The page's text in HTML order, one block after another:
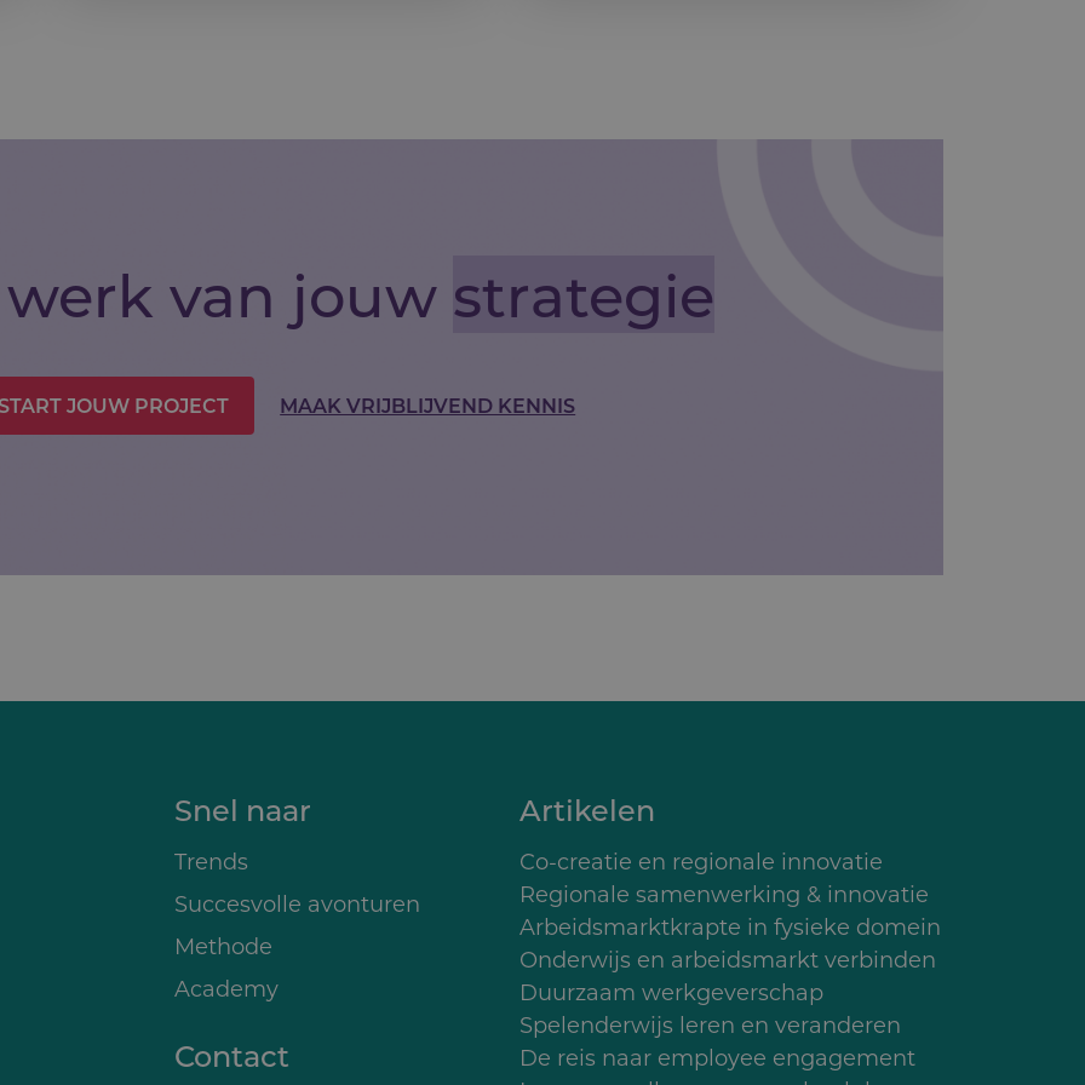
van jouw strategie
JOUW PROJECT MAAK VRIJBLIJVEND KENNIS
Snel naar
Trends
Succesvolle avonturen
Methode
Academy
Contact
Artikelen
Co-creatie en regionale innovatie
Regionale samenwerking & innovatie
Arbeidsmarktkrapte in fysieke domein
Onderwijs en arbeidsmarkt verbinden
Duurzaam werkgeverschap
Spelenderwijs leren en veranderen
De reis naar employee engagement